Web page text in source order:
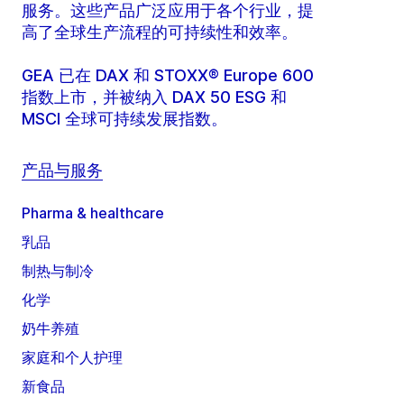
服务。这些产品广泛应用于各个行业，提
高了全球生产流程的可持续性和效率。
GEA 已在 DAX 和 STOXX® Europe 600
指数上市，并被纳入 DAX 50 ESG 和
MSCI 全球可持续发展指数。
产品与服务
Pharma & healthcare
乳品
制热与制冷
化学
奶牛养殖
家庭和个人护理
新食品